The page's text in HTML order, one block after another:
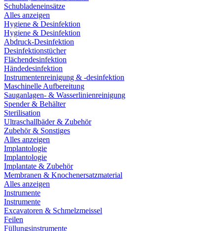
Schubladeneinsätze
Alles anzeigen
Hygiene & Desinfektion
Hygiene & Desinfektion
Abdruck-Desinfektion
Desinfektionstücher
Flächendesinfektion
Händedesinfektion
Instrumentenreinigung & -desinfektion
Maschinelle Aufbereitung
Sauganlagen- & Wasserlinienreinigung
Spender & Behälter
Sterilisation
Ultraschallbäder & Zubehör
Zubehör & Sonstiges
Alles anzeigen
Implantologie
Implantologie
Implantate & Zubehör
Membranen & Knochenersatzmaterial
Alles anzeigen
Instrumente
Instrumente
Excavatoren & Schmelzmeissel
Feilen
Füllungsinstrumente